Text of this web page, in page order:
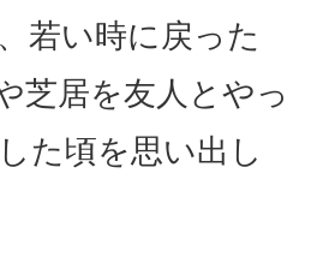
若い時に戻った
芝居を友人とやっ
た頃を思い出し